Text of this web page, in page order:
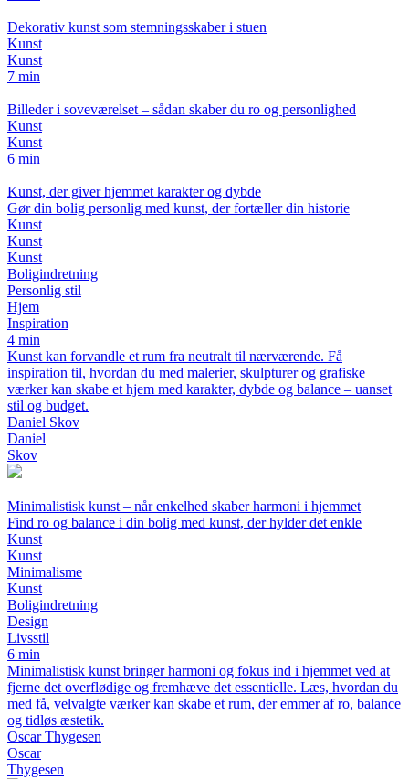
Dekorativ kunst som stemningsskaber i stuen
Kunst
Kunst
7 min
Billeder i soveværelset – sådan skaber du ro og personlighed
Kunst
Kunst
6 min
Kunst, der giver hjemmet karakter og dybde
Gør din bolig personlig med kunst, der fortæller din historie
Kunst
Kunst
Kunst
Boligindretning
Personlig stil
Hjem
Inspiration
4 min
Kunst kan forvandle et rum fra neutralt til nærværende. Få
inspiration til, hvordan du med malerier, skulpturer og grafiske
værker kan skabe et hjem med karakter, dybde og balance – uanset
stil og budget.
Daniel Skov
Daniel
Skov
Minimalistisk kunst – når enkelhed skaber harmoni i hjemmet
Find ro og balance i din bolig med kunst, der hylder det enkle
Kunst
Kunst
Minimalisme
Kunst
Boligindretning
Design
Livsstil
6 min
Minimalistisk kunst bringer harmoni og fokus ind i hjemmet ved at
fjerne det overflødige og fremhæve det essentielle. Læs, hvordan du
med få, velvalgte værker kan skabe et rum, der emmer af ro, balance
og tidløs æstetik.
Oscar Thygesen
Oscar
Thygesen